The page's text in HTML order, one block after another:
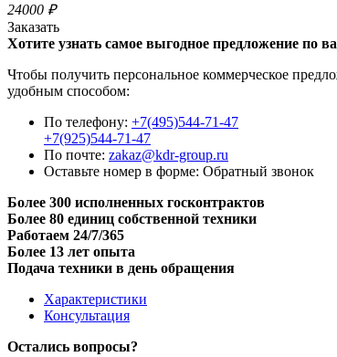
24000 ₽
Заказать
Хотите узнать самое выгодное предложение по
Чтобы получить персональное коммерческое
удобным способом:
По телефону: +7(495)544-71-47
+7(925)544-71-47
По почте: zakaz@kdr-group.ru
Оставьте номер в форме: Обратный звонок
Более 300 исполненных госконтрактов
Более 80 единиц собственной техники
Работаем 24/7/365
Более 13 лет опыта
Подача техники в день обращения
Характеристики
Консультация
Остались вопросы?